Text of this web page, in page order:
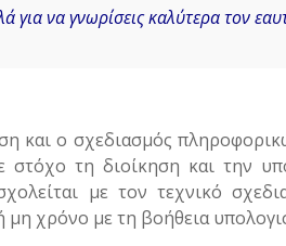
για να γνωρίσεις καλύτερα τον
και ο σχεδιασμός
τη διοίκηση και την
με τον τεχνικό
χρόνο με τη βοήθεια